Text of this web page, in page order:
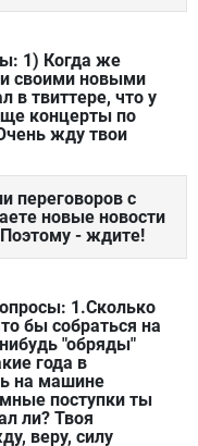
1) Когда же
своими новыми
в твиттере, что у
концерты по
жду твои
переговоров с
новые новости
Поэтому - ждите!
1.Сколько
бы собраться на
"обряды"
года в
на машине
поступки ты
ли? Твоя
веру, силу